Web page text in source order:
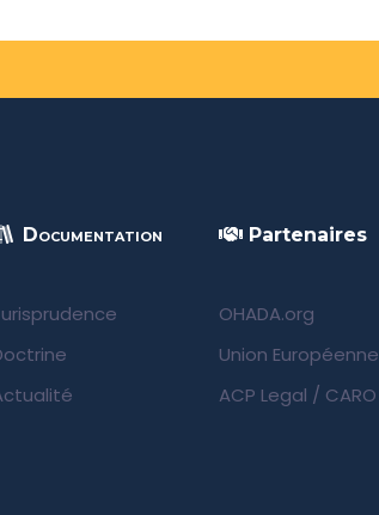
Documentation Partenaires
OHADA.org
Union Européenne
ACP Legal / CARO